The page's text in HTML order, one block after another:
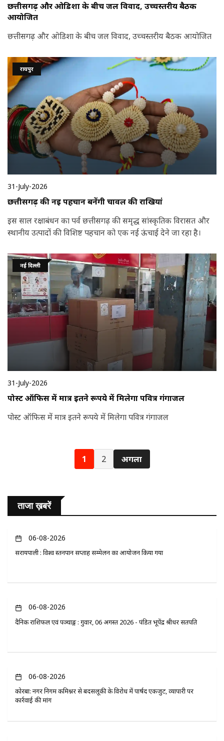
छत्तीसगढ़ और ओडिशा के बीच जल विवाद, उच्चस्तरीय बैठक
आयोजित
छत्तीसगढ़ और ओडिशा के बीच जल विवाद, उच्चस्तरीय बैठक आयोजित
रायपुर
31-July-2026
छत्तीसगढ़ की नई पहचान बनेंगी चावल की राखियां
इस साल रक्षाबंधन का पर्व छत्तीसगढ़ की समृद्ध सांस्कृतिक विरासत और
स्थानीय उत्पादों की विशिष्ट पहचान को एक नई ऊंचाई देने जा रहा है।
नई दिल्ली
31-July-2026
पोस्ट ऑफिस में मात्र इतने रूपये में मिलेगा पवित्र गंगाजल
पोस्ट ऑफिस में मात्र इतने रूपये में मिलेगा पवित्र गंगाजल
1 2 अगला
ताजा ख़बरें
06-08-2026
सरायपाली : विश्व स्तनपान सप्ताह सम्मेलन का आयोजन किया गया
06-08-2026
दैनिक राशिफल एवं पञ्चाङ्ग : गुरुवार, 06 अगस्त 2026 - पंडित भूपेंद्र श्रीधर सतपति
06-08-2026
कोरबा: नगर निगम कमिश्नर से बदसलूकी के विरोध में पार्षद एकजुट, व्यापारी पर
कार्रवाई की मांग